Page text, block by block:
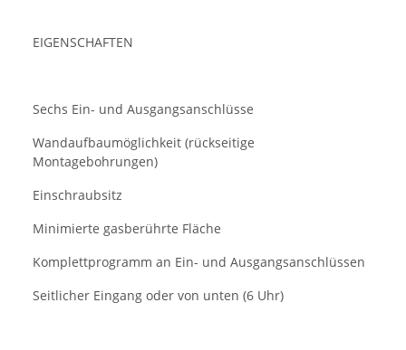
EIGENSCHAFTEN
Sechs Ein- und Ausgangsanschlüsse
Wandaufbaumöglichkeit (rückseitige
Montagebohrungen)
Einschraubsitz
Minimierte gasberührte Fläche
Komplettprogramm an Ein- und Ausgangsanschlüssen
Seitlicher Eingang oder von unten (6 Uhr)